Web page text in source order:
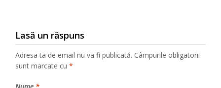
Lasă un răspuns
Adresa ta de email nu va fi publicată. Câmpurile obligatorii
sunt marcate cu*